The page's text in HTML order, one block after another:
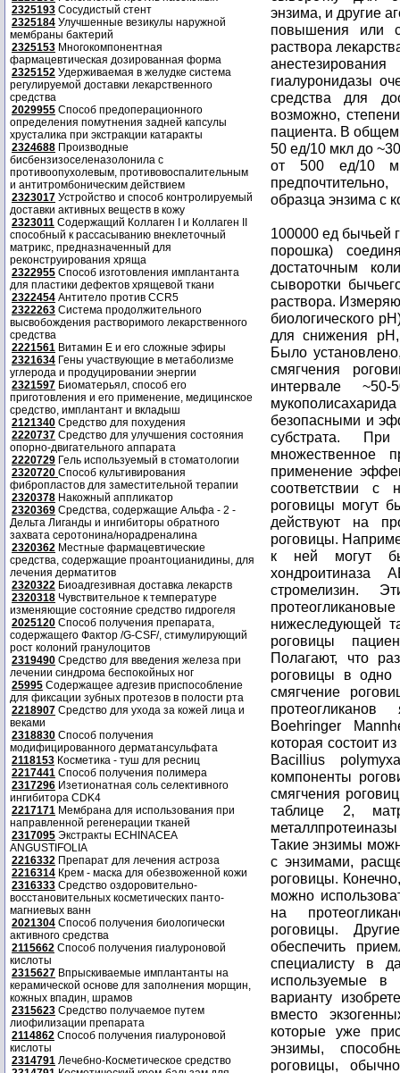
2325193 Сосудистый стент
2325184 Улучшенные везикулы наружной
мембраны бактерий
2325153 Многокомпонентная
фармацевтическая дозированная форма
2325152 Удерживаемая в желудке система
регулируемой доставки лекарственного
средства
2029955 Способ предоперационного
определения помутнения задней капсулы
хрусталика при экстракции катаракты
2324688 Производные
бисбензизоселеназолонила с
противоопухолевым, противовоспалительным
и антитромбоническим действием
2323017 Устройство и способ контролируемый
доставки активных веществ в кожу
2323011 Содержащий Коллаген I и Коллаген II
способный к рассасыванию внеклеточный
матрикс, предназначенный для
реконструирования хряща
2322955 Способ изготовления имплантанта
для пластики дефектов хрящевой ткани
2322454 Антитело против CCR5
2322263 Система продолжительного
высвобождения растворимого лекарственного
средства
2221561 Витамин Е и его сложные эфиры
2321634 Гены участвующие в метаболизме
углерода и продуцировании энергии
2321597 Биоматерьял, способ его
приготовления и его применение, медицинское
средство, имплантант и вкладыш
2121340 Средство для похудения
2220737 Средство для улучшения состояния
опорно-двигательного аппарата
2220729 Гель используемый в стоматологии
2320720 Способ культивирования
фибропластов для заместительной терапии
2320378 Накожный аппликатор
2320369 Средства, содержащие Альфа - 2 -
Дельта Лиганды и ингибиторы обратного
захвата серотонина/норадреналина
2320362 Местные фармацевтические
средства, содержащие проантоцианидины, для
лечения дерматитов
2320322 Биоадгезивная доставка лекарств
2320318 Чувствительное к температуре
изменяющие состояние средство гидрогеля
2025120 Способ получения препарата,
содержащего Фактор /G-CSF/, стимулирующий
рост колоний гранулоцитов
2319490 Средство для введения железа при
лечении синдрома беспокойных ног
25995 Содержащее адгезив приспособление
для фиксации зубных протезов в полости рта
2218907 Средство для ухода за кожей лица и
веками
2318830 Способ получения
модифицированного дерматансульфата
2118153 Косметика - туш для ресниц
2217441 Способ получения полимера
2317296 Изетионатная соль селективного
ингибитора CDK4
2217171 Мембрана для использования при
направленной регенерации тканей
2317095 Экстракты ECHINACEA
ANGUSTIFOLIA
2216332 Препарат для лечения астроза
2216314 Крем - маска для обезвоженной кожи
2316333 Средство оздоровительно-
восстановительных косметических панто-
магниевых ванн
2021304 Способ получения биологически
активного средства
2115662 Способ получения гиалуроновой
кислоты
2315627 Впрыскиваемые имплантанты на
керамической основе для заполнения морщин,
кожных впадин, шрамов
2315623 Средство получаемое путем
лиофилизации препарата
2114862 Способ получения гиалуроновой
кислоты
2314791 Лечебно-Косметическое средство
энзима, и другие
повышения или
раствора
гиалуронидазы
средства для
возможно,
пациента. В общем
50 ед/10 мкл до
от 500 ед/10
образца энзима с
100000 ед бычьей гиалуронидазы (в виде лиофилизированного порошка) соединяют с 1 мл дистилированной воды и достаточным количеством NaCl, двухосновного NaPO2 и сыворотки бычьего альбумина с получением изотонического раствора. Измеряют pH и поддерживают его равным 5-7 (около биологического pH). HCl (0,5 моль) по каплям можно добавить для снижения pH, а для повышения pH добавляют NaOH. Было установлено, что подходящая доза гиалуронидазы для смягчения роговицы глаза млекопитающего находится в интервале ~50-5000 ед энзима на мг субстрата-мукополисахарида роговицы. В частности было найдено, что безопасными и эффективными являются дозы 100-1500 ед/мг субстрата. При низких дозах можно практиковать множественное применение, в то время как единичное применение эффективно при более высокой дозе энзима. В соответствии с настоящим изобретением для смягчения роговицы могут быть использованы другие энзимы, которые действуют на протеогликановые структурные компоненты роговицы. Например, вместо гиалуронидазы или в добавление к ней могут быть использованы такие энзимы, как хондроитиназа ABC, хондроитиназа AC, кератаназа и стромелизин. Эти энзимы действуют на различные протеогликановые компоненты роговицы, как показано в нижеследующей таблицу 1. Предпочтительно для смягчения роговицы пациента использовать комбинацию энзимов. Полагают, что разрыв различных структурных компонентов роговицы в одно и то же время вызывает более быстрое смягчение роговицы. Примером препарата для деструкции протеогликанов является Dispase TM, производимая Boehringer Mannheimm Biochemicals (Indianapolis, Indiana), которая состоит из неспецифической нейтральной протеазы из Bacillius polymyxa. Энзимы, разрушающие коллагеновые компоненты роговицы, можно также использовать в методах смягчения роговицы по данному изобретению. Как показано в таблице 2, матрикс металлпротеиназы 1 и матрикс металлпротеиназы 2 разрушают различные типы коллагена. Такие энзимы можно использовать индивидуально или в смеси с энзимами, расщепляющими протеогликановые компоненты роговицы. Конечно, другие смягчающие роговицу агенты также можно использовать в сочетании с энзимами, действующими на протеогликановые или коллагеновые компоненты роговицы. Другие энзимы или рецептуры могут также обеспечить приемлемые результаты, что хорошо известно специалисту в данной области. B. Эндогеннные энзимы, используемые в энзим-ортокератологии cогласно другому варианту изобретения для смягчения роговицы применяют вместо экзогенных энзимов эндогенные, то есть энзимы, которые уже присутствуют в глазах субъекта. Эндогенные энзимы, способные разрушать структурные компоненты роговицы, обычно находятся в глазах млекопитающих в пассивном состоянии. Для того, чтобы использовать такие энзимы, их, следовательно, прежде всего, нужно активировать. Механизм активации эндогенного